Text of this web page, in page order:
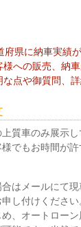
県に納車実績が
への販売、納車
点や御質問、
質車のみ展示
でもお時間が
はメールにて
し付けください
、オートロー